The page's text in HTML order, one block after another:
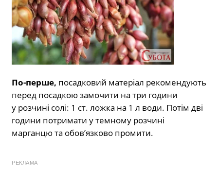
По-перше, посадковий матеріал рекомендують
перед посадкою замочити на три години
у розчині солі: 1 ст. ложка на 1 л води. Потім дві
години потримати у темному розчині
марганцю та обов’язково промити.
РЕКЛАМА